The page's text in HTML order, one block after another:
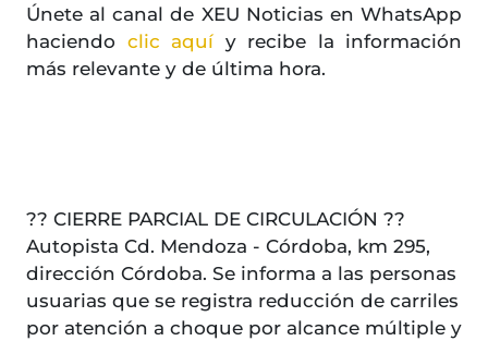
Únete al canal de XEU Noticias en WhatsApp
haciendo clic aquí y recibe la información
más relevante y de última hora.
?? CIERRE PARCIAL DE CIRCULACIÓN ??
Autopista Cd. Mendoza - Córdoba, km 295,
dirección Córdoba. Se informa a las personas
usuarias que se registra reducción de carriles
por atención a choque por alcance múltiple y